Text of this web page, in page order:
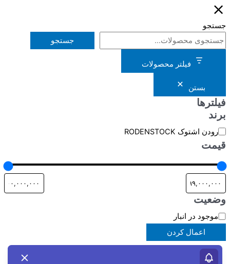
جستجو
جستجو
فیلتر محصولات
بستن
فیلترها
برند
برندرودن اشتوک RODENSTOCK
قیمت
وضعیت
دسترسی
موجود در انبار
اعمال کردن